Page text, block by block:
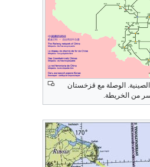
الوصلة مع قزخستان
من الخريطة.